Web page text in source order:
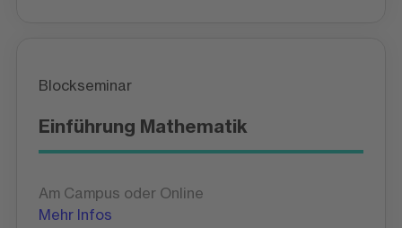
Blockseminar
Einführung Mathematik
Am Campus oder Online
Mehr Infos